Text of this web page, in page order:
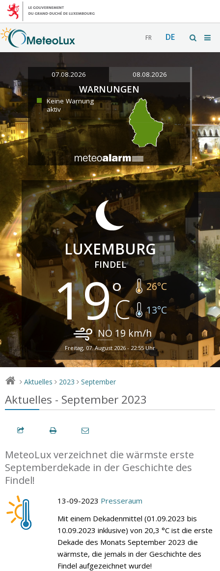
FR DE
07.08.2026 08.08.2026
WARNUNGEN
Keine Warnung
aktiv
LUXEMBURG
FINDEL
19 26°C
13°C
NO 19 km/h
Freitag, 07. August 2026 - 22:55 Uhr
> Aktuelles > 2023 > September
Aktuelles - September 2023
MeteoLux verzeichnet die wärmste erste
Septemberdekade in der Geschichte des
Findel!
13-09-2023 Presseraum
Mit einem Dekadenmittel (01.09.2023 bis
10.09.2023 inklusive) von 20,3 °C ist die erste
Dekade des Monats September 2023 die
wärmste, die jemals in der Geschichte des
Findel aufgezeichnet wurde!